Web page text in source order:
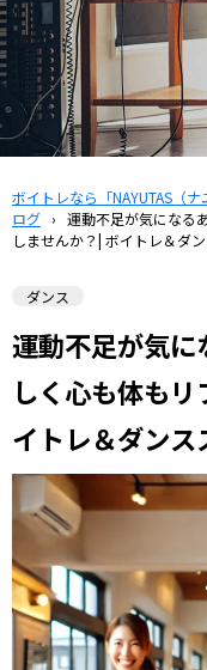
ボイトレなら「NAYUTAS（ナ
ログ › 運動不足が気になる
しませんか？| ボイトレ＆ダ
ダンス
運動不足が気
しく心も体も
イトレ＆ダン